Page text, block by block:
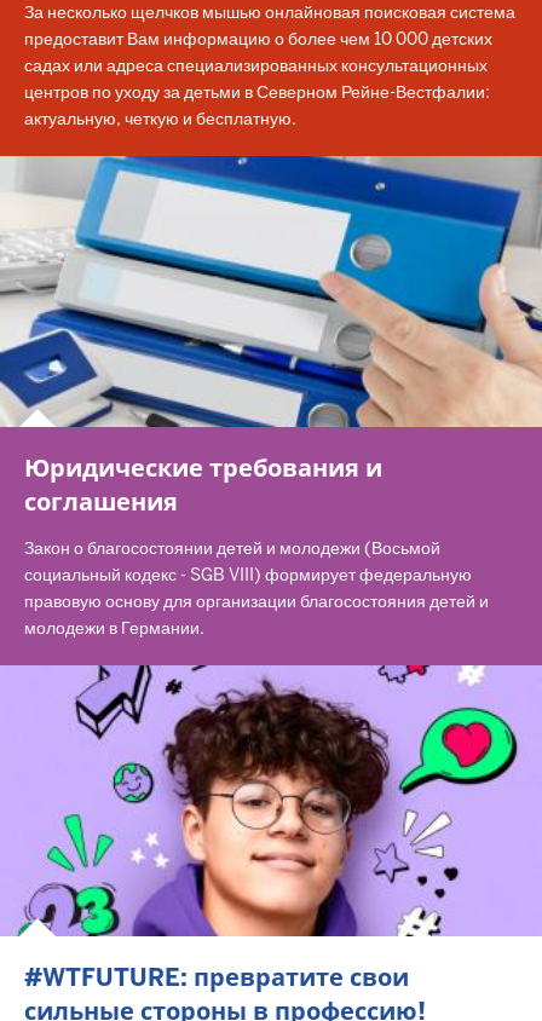
За несколько щелчков мышью онлайновая поисковая система
предоставит Вам информацию о более чем 10 000 детских
садах или адреса специализированных консультационных
центров по уходу за детьми в Северном Рейне-Вестфалии:
актуальную, четкую и бесплатную.
Юридические требования и
соглашения
Закон о благосостоянии детей и молодежи (Восьмой
социальный кодекс - SGB VIII) формирует федеральную
правовую основу для организации благосостояния детей и
молодежи в Германии.
#WTFUTURE: превратите свои
сильные стороны в профессию!